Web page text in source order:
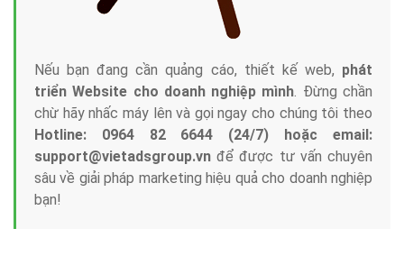
Nếu bạn đang cần quảng cáo, thiết kế web, phát
triển Website cho doanh nghiệp mình. Đừng chần
chừ hãy nhấc máy lên và gọi ngay cho chúng tôi theo
Hotline: 0964 82 6644 (24/7) hoặc email:
support@vietadsgroup.vn để được tư vấn chuyên
sâu về giải pháp marketing hiệu quả cho doanh nghiệp
bạn!